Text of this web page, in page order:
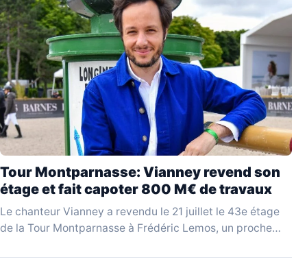
Tour Montparnasse: Vianney revend son
étage et fait capoter 800 M€ de travaux
Le chanteur Vianney a revendu le 21 juillet le 43e étage
de la Tour Montparnasse à Frédéric Lemos, un proche